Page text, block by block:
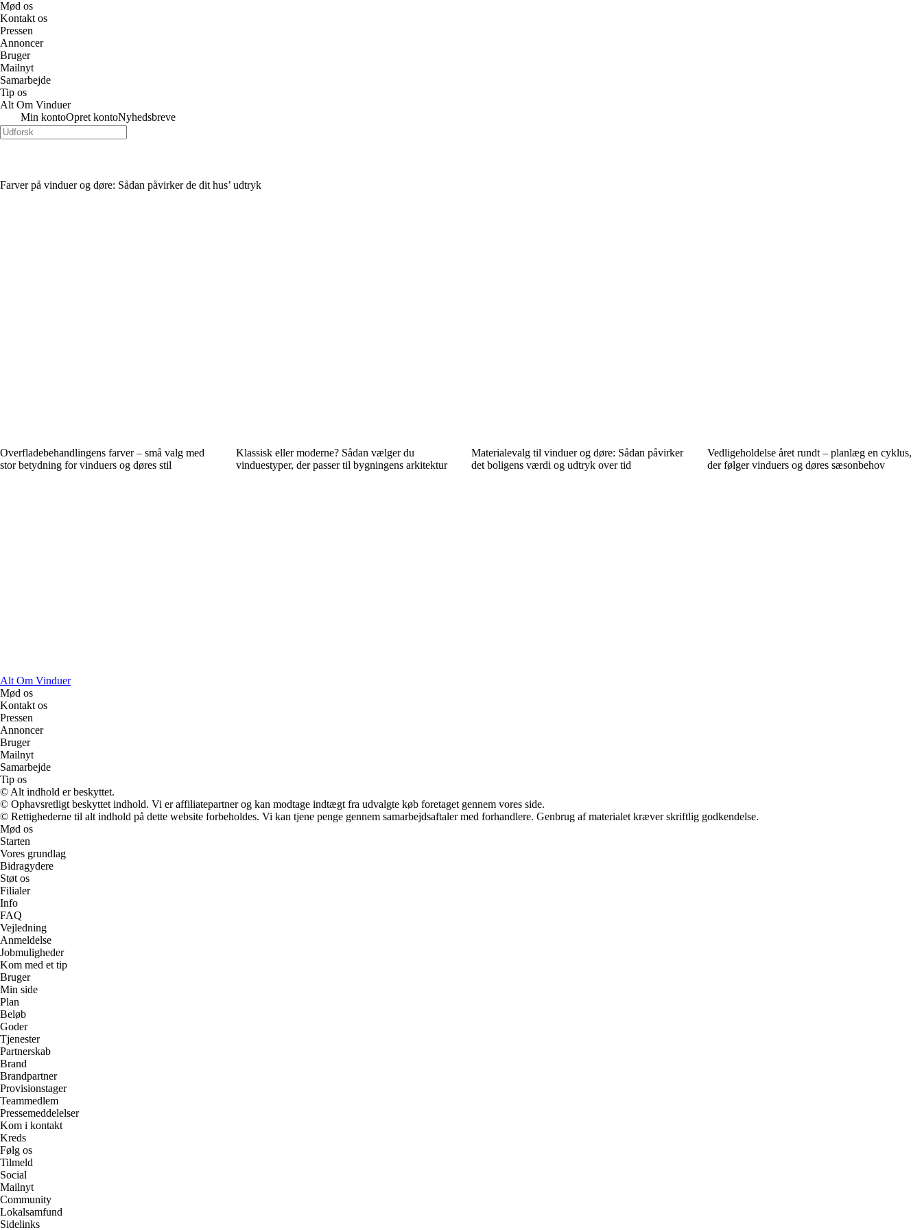
Mød os
Kontakt os
Pressen
Annoncer
Bruger
Mailnyt
Samarbejde
Tip os
Alt Om Vinduer
Min kontoOpret kontoNyhedsbreve
Farver på vinduer og døre: Sådan påvirker de dit hus’ udtryk
Overfladebehandlingens farver – små valg med
stor betydning for vinduers og døres stil
Klassisk eller moderne? Sådan vælger du
vinduestyper, der passer til bygningens arkitektur
Materialevalg til vinduer og døre: Sådan påvirker
det boligens værdi og udtryk over tid
Vedligeholdelse året rundt – planlæg en cyklus,
der følger vinduers og døres sæsonbehov
Alt Om Vinduer
Mød os
Kontakt os
Pressen
Annoncer
Bruger
Mailnyt
Samarbejde
Tip os
© Alt indhold er beskyttet.
© Ophavsretligt beskyttet indhold. Vi er affiliatepartner og kan modtage indtægt fra udvalgte køb foretaget gennem vores side.
© Rettighederne til alt indhold på dette website forbeholdes. Vi kan tjene penge gennem samarbejdsaftaler med forhandlere. Genbrug af materialet kræver skriftlig godkendelse.
Mød os
Starten
Vores grundlag
Bidragydere
Støt os
Filialer
Info
FAQ
Vejledning
Anmeldelse
Jobmuligheder
Kom med et tip
Bruger
Min side
Plan
Beløb
Goder
Tjenester
Partnerskab
Brand
Brandpartner
Provisionstager
Teammedlem
Pressemeddelelser
Kom i kontakt
Kreds
Følg os
Tilmeld
Social
Mailnyt
Community
Lokalsamfund
Sidelinks